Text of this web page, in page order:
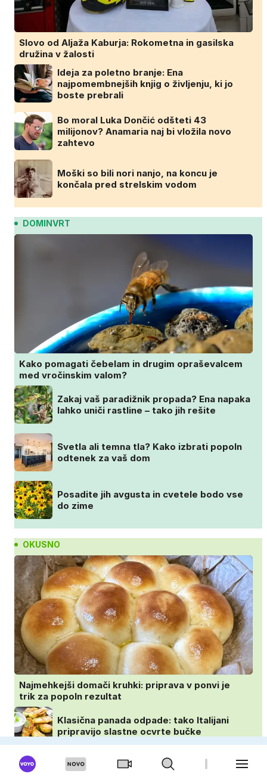
Slovo od Aljaža Kaburja: Rokometna in gasilska
družina v žalosti
Ideja za poletno branje: Ena
najpomembnejših knjig o življenju, ki jo
boste prebrali
Bo moral Luka Dončić odšteti 43
milijonov? Anamaria naj bi vložila novo
zahtevo
Moški so bili nori nanjo, na koncu je
končala pred strelskim vodom
DOMINVRT
Kako pomagati čebelam in drugim opraševalcem
med vročinskim valom?
Zakaj vaš paradižnik propada? Ena napaka
lahko uniči rastline – tako jih rešite
Svetla ali temna tla? Kako izbrati popoln
odtenek za vaš dom
Posadite jih avgusta in cvetele bodo vse
do zime
OKUSNO
Najmehkejši domači kruhki: priprava v ponvi je
trik za popoln rezultat
Klasična panada odpade: tako Italijani
pripravijo slastne ocvrte bučke
Najlepši zaključek nedeljskega kosila: 8